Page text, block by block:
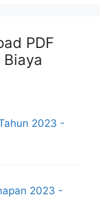
PDF
2023 -
2023 -